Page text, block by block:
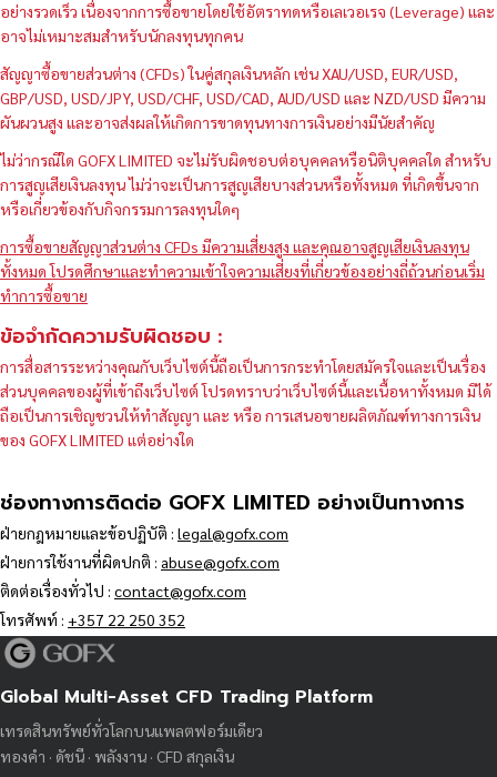
อย่างรวดเร็ว เนื่องจากการซื้อขายโดยใช้อัตราทดหรือเลเวอเรจ (Leverage) และ
อาจไม่เหมาะสมสำหรับนักลงทุนทุกคน
สัญญาซื้อขายส่วนต่าง (CFDs) ในคู่สกุลเงินหลัก เช่น XAU/USD, EUR/USD,
GBP/USD, USD/JPY, USD/CHF, USD/CAD, AUD/USD และ NZD/USD มีความ
ผันผวนสูง และอาจส่งผลให้เกิดการขาดทุนทางการเงินอย่างมีนัยสำคัญ
ไม่ว่ากรณีใด GOFX LIMITED จะไม่รับผิดชอบต่อบุคคลหรือนิติบุคคลใด สำหรับ
การสูญเสียเงินลงทุน ไม่ว่าจะเป็นการสูญเสียบางส่วนหรือทั้งหมด ที่เกิดขึ้นจาก
หรือเกี่ยวข้องกับกิจกรรมการลงทุนใดๆ
การซื้อขายสัญญาส่วนต่าง CFDs มีความเสี่ยงสูง และคุณอาจสูญเสียเงินลงทุน
ทั้งหมด โปรดศึกษาและทำความเข้าใจความเสี่ยงที่เกี่ยวข้องอย่างถี่ถ้วนก่อนเริ่ม
ทำการซื้อขาย
ข้อจำกัดความรับผิดชอบ :
การสื่อสารระหว่างคุณกับเว็บไซต์นี้ถือเป็นการกระทำโดยสมัครใจและเป็นเรื่อง
ส่วนบุคคลของผู้ที่เข้าถึงเว็บไซต์ โปรดทราบว่าเว็บไซต์นี้และเนื้อหาทั้งหมด มิได้
ถือเป็นการเชิญชวนให้ทำสัญญา และ หรือ การเสนอขายผลิตภัณฑ์ทางการเงิน
ของ GOFX LIMITED แต่อย่างใด
ช่องทางการติดต่อ GOFX LIMITED อย่างเป็นทางการ
ฝ่ายกฎหมายและข้อปฏิบัติ : legal@gofx.com
ฝ่ายการใช้งานที่ผิดปกติ : abuse@gofx.com
ติดต่อเรื่องทั่วไป : contact@gofx.com
โทรศัพท์ : +357 22 250 352
Global Multi-Asset CFD Trading Platform
เทรดสินทรัพย์ทั่วโลกบนแพลตฟอร์มเดียว
ทองคำ · ดัชนี · พลังงาน · CFD สกุลเงิน